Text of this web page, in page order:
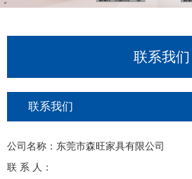
联系我们
联系我们
公司名称：东莞市森旺家具有限公司
联 系 人：